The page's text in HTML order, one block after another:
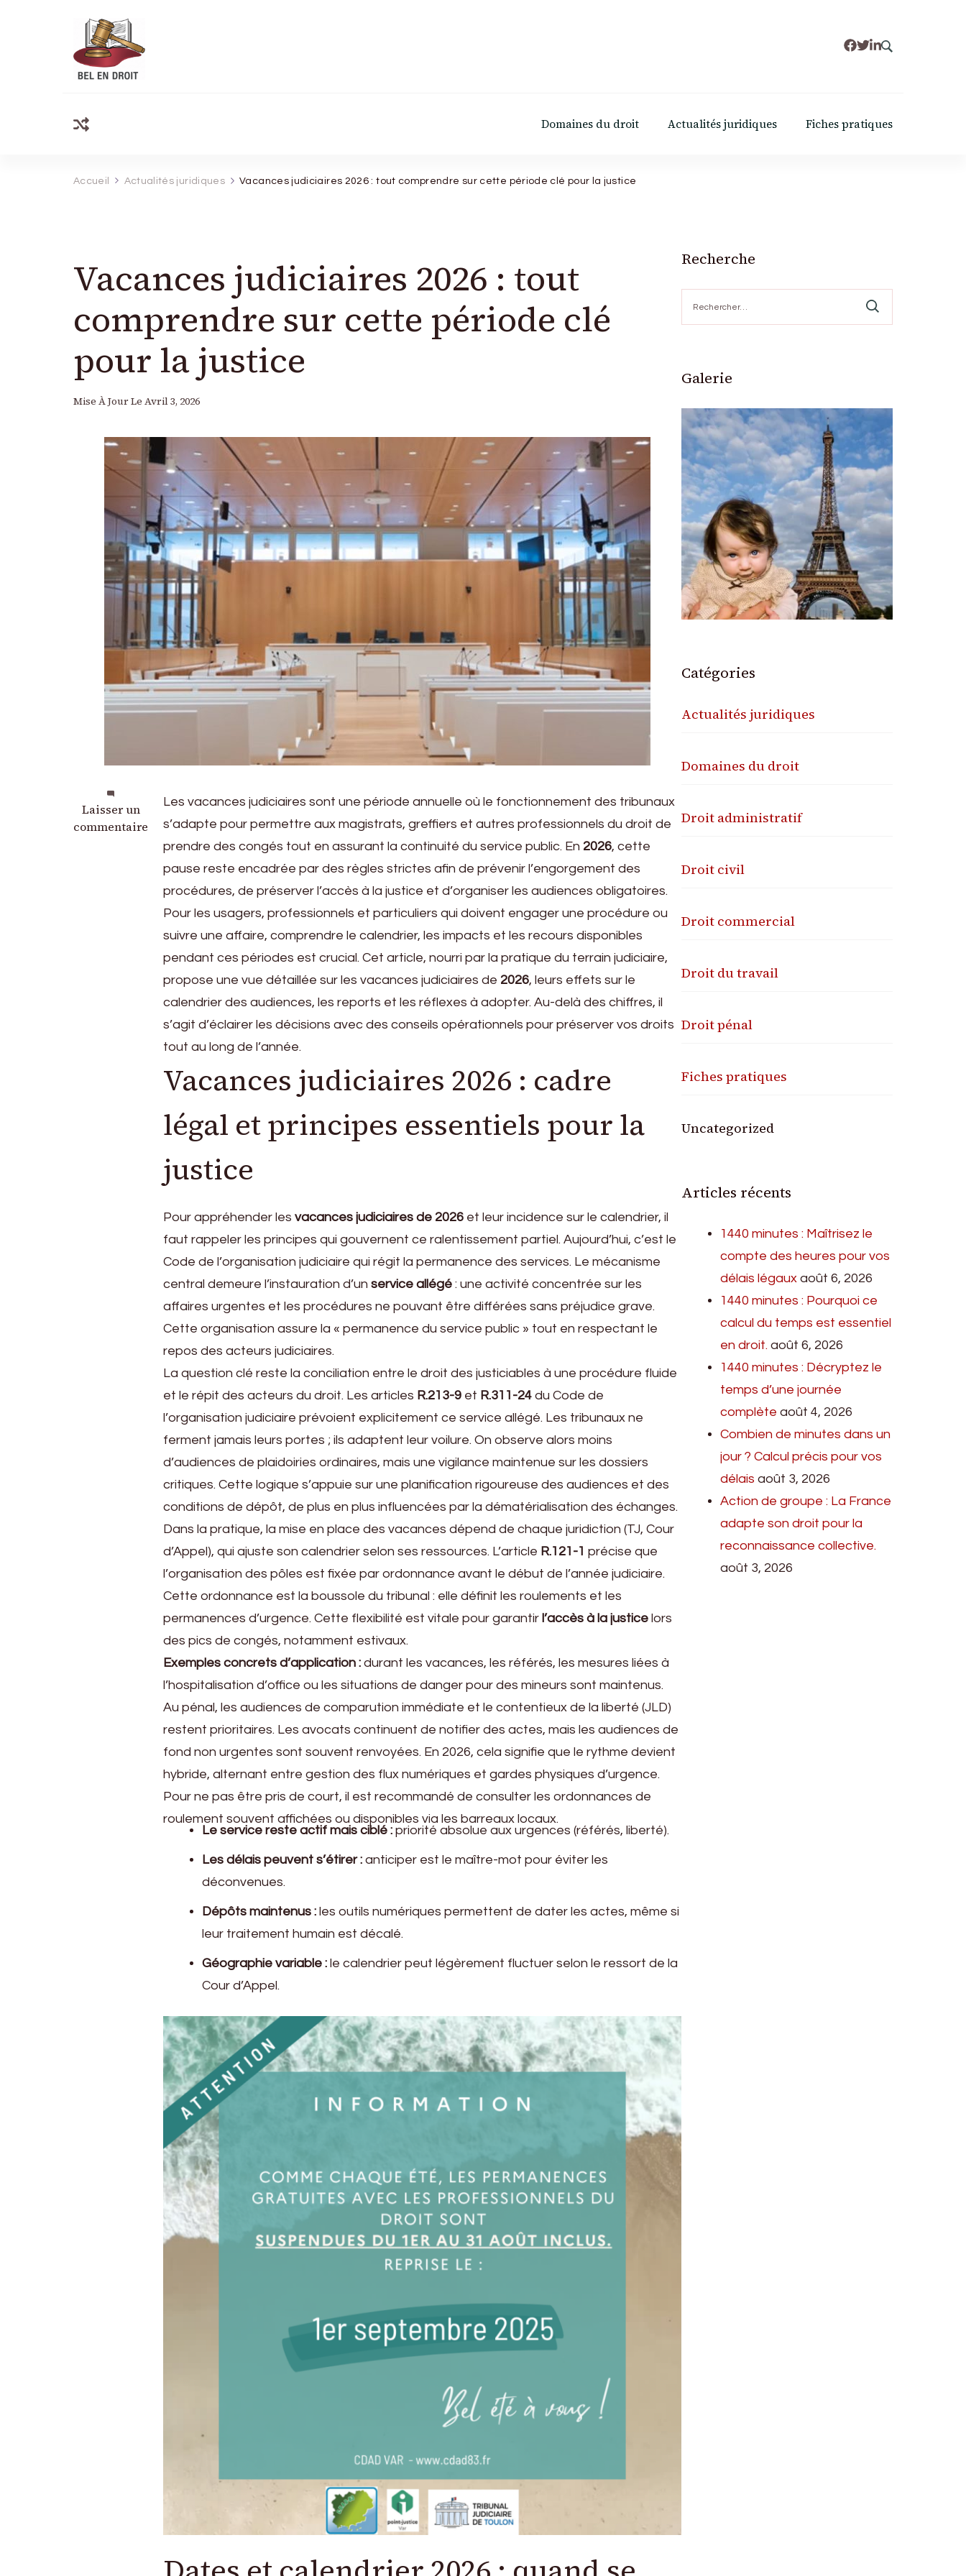
Domaines du droit Actualités juridiques Fiches pratiques
Accueil Actualités juridiques Vacances judiciaires 2026 : tout comprendre sur cette période clé pour la justice
Vacances judiciaires 2026 : tout
comprendre sur cette période clé
pour la justice
Mise À Jour Le Avril 3, 2026
Laisser un
commentaire
sur
Vacances
judiciaires
comprendre
Les vacances judiciaires sont une période annuelle où le fonctionnement des tribunaux
s’adapte pour permettre aux magistrats, greffiers et autres professionnels du droit de
prendre des congés tout en assurant la continuité du service public. En 2026, cette
pause reste encadrée par des règles strictes afin de prévenir l’engorgement des
procédures, de préserver l’accès à la justice et d’organiser les audiences obligatoires.
Pour les usagers, professionnels et particuliers qui doivent engager une procédure ou
suivre une affaire, comprendre le calendrier, les impacts et les recours disponibles
pendant ces périodes est crucial. Cet article, nourri par la pratique du terrain judiciaire,
propose une vue détaillée sur les vacances judiciaires de 2026, leurs effets sur le
calendrier des audiences, les reports et les réflexes à adopter. Au-delà des chiffres, il
s’agit d’éclairer les décisions avec des conseils opérationnels pour préserver vos droits
tout au long de l’année.
Vacances judiciaires 2026 : cadre
légal et principes essentiels pour la
justice
Pour appréhender les vacances judiciaires de 2026 et leur incidence sur le calendrier, il
faut rappeler les principes qui gouvernent ce ralentissement partiel. Aujourd’hui, c’est le
Code de l’organisation judiciaire qui régit la permanence des services. Le mécanisme
central demeure l’instauration d’un service allégé : une activité concentrée sur les
affaires urgentes et les procédures ne pouvant être différées sans préjudice grave.
Cette organisation assure la « permanence du service public » tout en respectant le
repos des acteurs judiciaires.
La question clé reste la conciliation entre le droit des justiciables à une procédure fluide
et le répit des acteurs du droit. Les articles R.213-9 et R.311-24 du Code de
l’organisation judiciaire prévoient explicitement ce service allégé. Les tribunaux ne
ferment jamais leurs portes ; ils adaptent leur voilure. On observe alors moins
d’audiences de plaidoiries ordinaires, mais une vigilance maintenue sur les dossiers
critiques. Cette logique s’appuie sur une planification rigoureuse des audiences et des
conditions de dépôt, de plus en plus influencées par la dématérialisation des échanges.
Dans la pratique, la mise en place des vacances dépend de chaque juridiction (TJ, Cour
d’Appel), qui ajuste son calendrier selon ses ressources. L’article R.121-1 précise que
l’organisation des pôles est fixée par ordonnance avant le début de l’année judiciaire.
Cette ordonnance est la boussole du tribunal : elle définit les roulements et les
permanences d’urgence. Cette flexibilité est vitale pour garantir l’accès à la justice lors
des pics de congés, notamment estivaux.
Exemples concrets d’application : durant les vacances, les référés, les mesures liées à
l’hospitalisation d’office ou les situations de danger pour des mineurs sont maintenus.
Au pénal, les audiences de comparution immédiate et le contentieux de la liberté (JLD)
restent prioritaires. Les avocats continuent de notifier des actes, mais les audiences de
fond non urgentes sont souvent renvoyées. En 2026, cela signifie que le rythme devient
hybride, alternant entre gestion des flux numériques et gardes physiques d’urgence.
Pour ne pas être pris de court, il est recommandé de consulter les ordonnances de
roulement souvent affichées ou disponibles via les barreaux locaux.
Le service reste actif mais ciblé : priorité absolue aux urgences (référés, liberté).
Les délais peuvent s’étirer : anticiper est le maître-mot pour éviter les
déconvenues.
Dépôts maintenus : les outils numériques permettent de dater les actes, même si
leur traitement humain est décalé.
Géographie variable : le calendrier peut légèrement fluctuer selon le ressort de la
Cour d’Appel.
Recherche
Galerie
Catégories
Actualités juridiques
Domaines du droit
Droit administratif
Droit civil
Droit commercial
Droit du travail
Droit pénal
Fiches pratiques
Uncategorized
Articles récents
1440 minutes : Maîtrisez le
compte des heures pour vos
délais légaux août 6, 2026
1440 minutes : Pourquoi ce
calcul du temps est essentiel
en droit. août 6, 2026
1440 minutes : Décryptez le
temps d’une journée
complète août 4, 2026
Combien de minutes dans un
jour ? Calcul précis pour vos
délais août 3, 2026
Action de groupe : La France
adapte son droit pour la
reconnaissance collective.
août 3, 2026